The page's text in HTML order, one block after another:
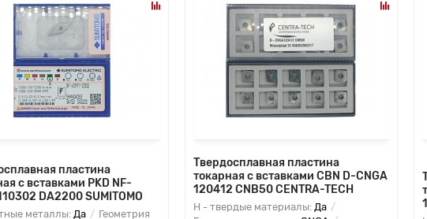
пластина
с вставками PKD NF-
DA2200 SUMITOMO
металлы: Да
Геометрия
Твердосплавная пластина
токарная с вставками CBN D-CNGA
120412 CNB50 CENTRA-TECH
H - твердые материалы: Да